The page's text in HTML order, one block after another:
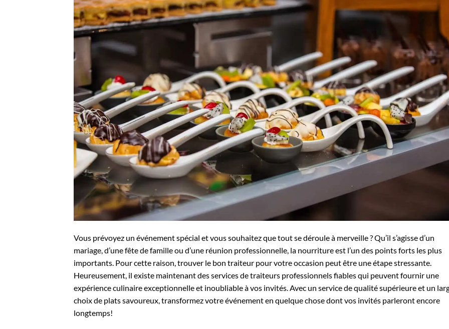
Vous prévoyez un événement spécial et vous souhaitez que tout se déroule à merveille ? Qu’il s’agisse d’un
mariage, d’une fête de famille ou d’une réunion professionnelle, la nourriture est l’un des points forts les plus
importants. Pour cette raison, trouver le bon traiteur pour votre occasion peut être une étape stressante.
Heureusement, il existe maintenant des services de traiteurs professionnels fiables qui peuvent fournir une
expérience culinaire exceptionnelle et inoubliable à vos invités. Avec un service de qualité supérieure et un
choix de plats savoureux, transformez votre événement en quelque chose dont vos invités parleront encore
longtemps!